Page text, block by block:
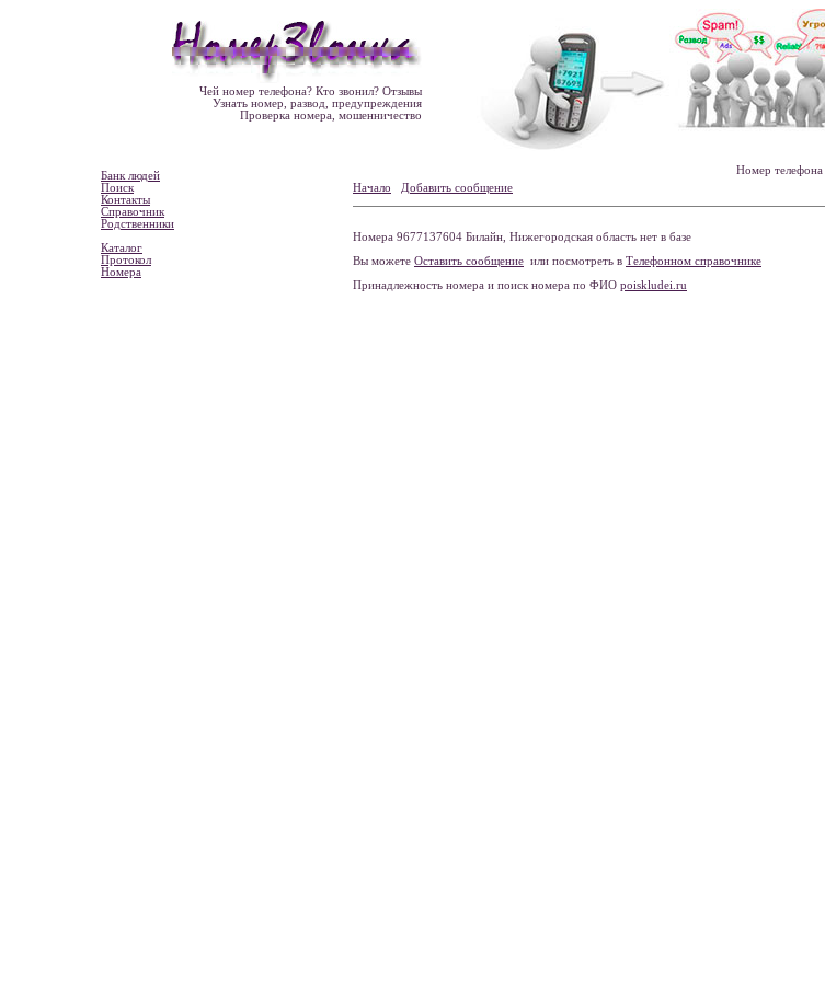
Чей номер телефона? Кто звонил? Отзывы
Узнать номер, развод, предупреждения
Проверка номера, мошенничество
Банк людей
Поиск
Контакты
Справочник
Родственники
Каталог
Протокол
Номера
Номер телефона
Начало
Добавить сообщение
Номера 9677137604 Билайн, Нижегородская область нет в базе
Вы можете Оставить сообщение или посмотреть в Телефонном справочнике
Принадлежность номера и поиск номера по ФИО poiskludei.ru